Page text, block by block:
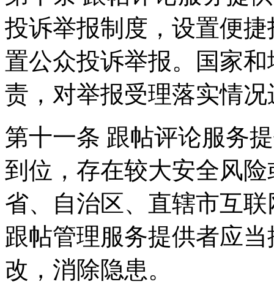
投诉举报制度，设置便
置公众投诉举报。国家
责，对举报受理落实情
第十一条 跟帖评论服务
到位，存在较大安全风
省、自治区、直辖市互
跟帖管理服务提供者应
改，消除隐患。